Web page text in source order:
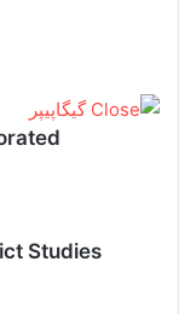
Studies